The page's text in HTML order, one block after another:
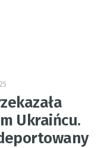
Ukraińcu.